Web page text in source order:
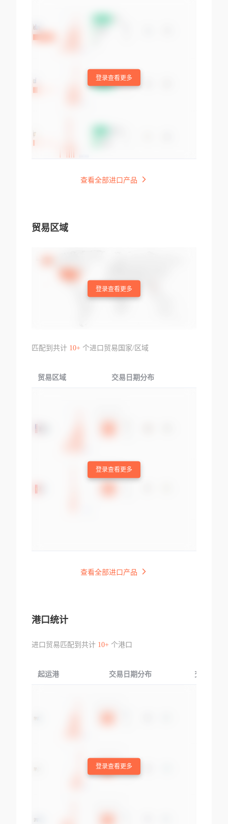
登录查看更多
查看全部进口产品
贸易区域
登录查看更多
匹配到共计 10+个进口贸易国家/区域
贸易区域 交易日期分布
登录查看更多
查看全部进口产品
港口统计
进口贸易匹配到共计 10+个港口
起运港 交易日期分布 交易产品
登录查看更多